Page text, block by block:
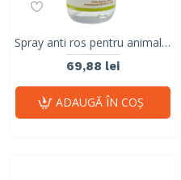
Spray anti ros pentru animale Stangest 200 ml
69,88 lei
ADAUGĂ ÎN COŞ